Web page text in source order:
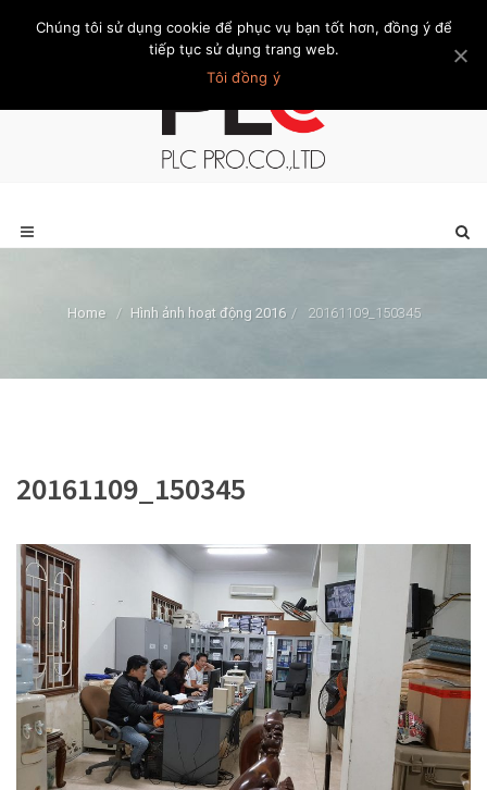
Trang chủ Giới thiệu Khách hàng Liên hệ Thành viên
Home / Hình ảnh hoạt động 2016 / 20161109_150345
20161109_150345
Chúng tôi sử dụng cookie để phục vụ bạn tốt hơn, đồng ý để
tiếp tục sử dụng trang web.
Tôi đồng ý